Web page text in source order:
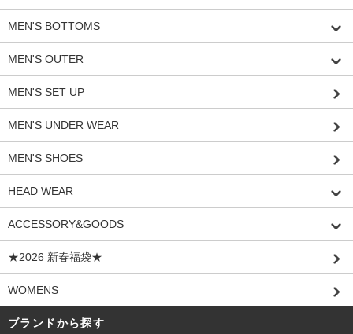
MEN'S BOTTOMS
MEN'S OUTER
MEN'S SET UP
MEN'S UNDER WEAR
MEN'S SHOES
HEAD WEAR
ACCESSORY&GOODS
★2026 新春福袋★
WOMENS
ブランドから探す